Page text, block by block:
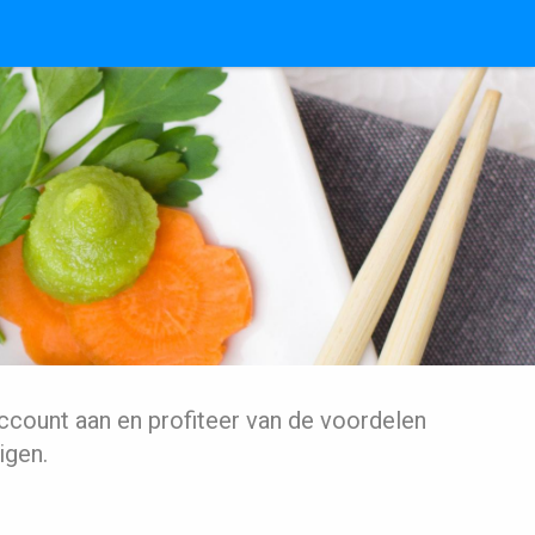
aan en profiteer van de voordelen